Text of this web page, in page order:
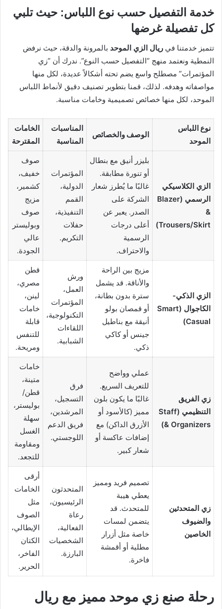
خدمة التفصيل حسب نوع اللباس: حيث تلبي
كل تفصيلة غرضها
تتميز خدمتنا في ريال الزي الموحد بالمرونة والدقة، حيث نرفض
النمطية ونعتمد منهج “التفصيل حسب النوع”. ندرك أن “زي
المؤتمرات” مصطلح واسع يضم تحته أشكالاً عديدة، لكل منها
مواصفاته وهدفه. لذلك، قمنا بتطوير تصنيف دقيق لأنماط اللباس
الموحد، لكل منها خصائص تصميمية وخامات مناسبة.
نوع اللباس
الموحد
الوصف والخصائص
المناسبات
المناسبة
الخامات
المقترحة
الزي الكلاسيكي
الرسمي (Blazer
&
Trousers/Skirt)
بليزر أنيق مع بنطال
أو تنورة مطابقة.
غالبًا ما يُطرز شعار
الشركة على
الصدر. يعبر عن
أعلى درجات
الرسمية
والاحتراف.
المؤتمرات
الدولية،
القمم
التنفيذية،
حفلات
التكريم.
صوف
خفيف،
كشمير،
مزيج
صوف
وبوليستر
عالي
الجودة.
الزي الذكي-
الكاجوال (Smart
Casual)
مزيج بين الراحة
والأناقة. قد يشمل
سترة بدون بطانة،
أو قمصان بولو
أنيقة مع بناطيل
جينس أو كاكي
ذكي.
ورش
العمل،
المؤتمرات
التكنولوجية،
اللقاءات
الشبابية.
قطن
مصري،
لينن،
خامات
قابلة
للتنفس
ومريحة.
زي الفريق
التنظيمي (Staff
& Organizers)
عملي وواضح
للتعريف السريع.
غالبًا ما يكون بلون
مميز (كالأسود أو
الأزرق الداكن) مع
إضافات عاكسة أو
شعار كبير.
فرق
التسجيل،
المرشدين،
فريق الدعم
اللوجستي.
خامات
متينة،
قطن/
بوليستر،
سهلة
الغسل
ومقاومة
للتجعد.
زي المتحدثين
والضيوف
الخاصين
تصميم فريد ومميز
يعطي هيبة
للمتحدث. قد
يتضمن لمسات
خاصة مثل أزرار
مطلية أو أقمشة
فاخرة.
المتحدثون
الرئيسيون،
رعاة
الفعالية،
الشخصيات
البارزة.
أرقى
الخامات
مثل
الصوف
الإيطالي،
الكتان
الفاخر،
الحرير.
رحلة صنع زي موحد مميز مع ريال